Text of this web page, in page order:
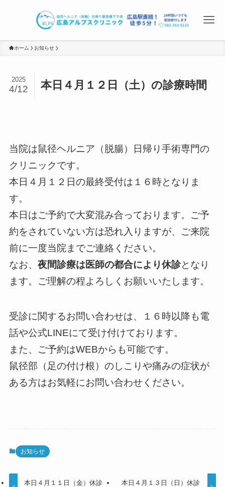
ホーム お知らせ
本日４月１２日（土）の診療時間
2025
4/12
当院は鼠径ヘルニア（脱腸）日帰り手術専門の
クリニックです。
本日４月１２日の最終受付は１６時となりま
す。
本日はご予約で大変混み合っております。ご予
約をされていない方は恐れ入りますが、ご来院
前に一度当院までご連絡ください。
なお、 夜間診療は医師の都合により休診となり
ます。ご理解の程よろしくお願いいたします。
受診に関するお問い合わせは、１６時以降も電
話や公式LINEにて受け付けております。
また、ご予約はWEBからも可能です。
鼠径部（足の付け根）のしこりや痛みの症状が
ある方はお気軽にお問い合わせください。
お知らせ
本日４月１１日（金）休診
本日４月１３日（日）休診